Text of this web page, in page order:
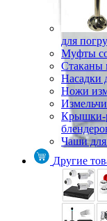
для
Муфты
Стаканы
Насадки
Ножи
Крышки-
Чаши для
Другие